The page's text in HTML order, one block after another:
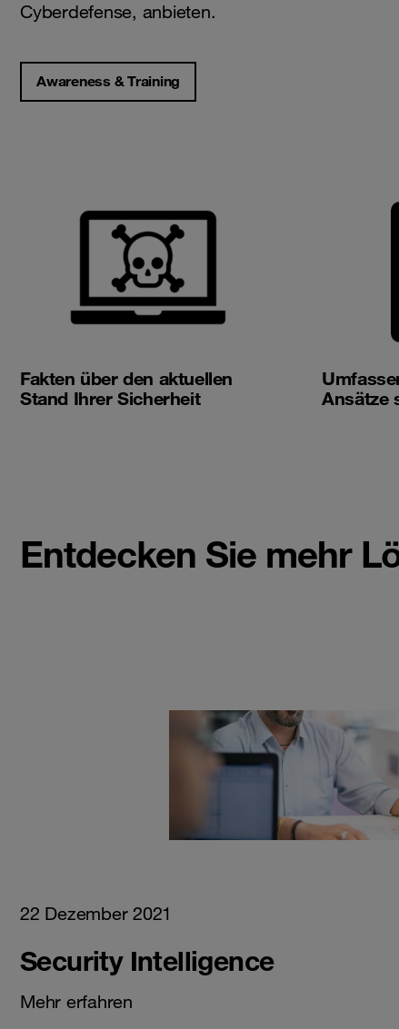
Cyberdefense, anbieten.
Awareness & Training
Fakten über den aktuellen
Stand Ihrer Sicherheit
Ansätze
Entdecken Sie mehr
22 Dezember 2021
Security Intelligence
Mehr erfahren